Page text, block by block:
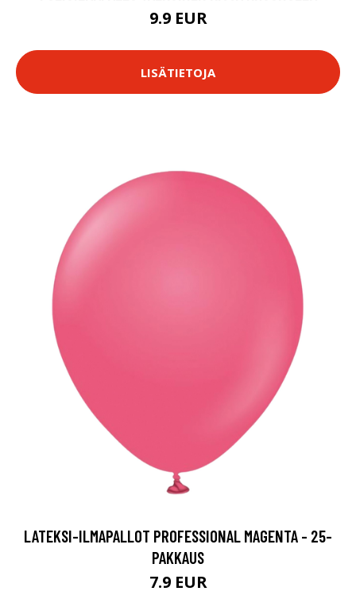
9.9 EUR
LISÄTIETOJA
LATEKSI-ILMAPALLOT PROFESSIONAL MAGENTA - 25-
PAKKAUS
7.9 EUR